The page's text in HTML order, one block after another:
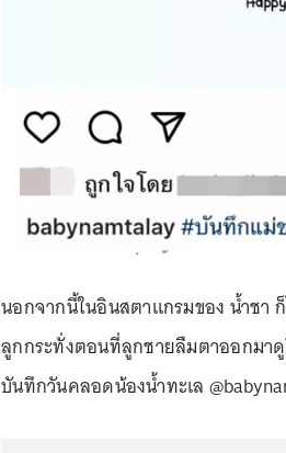
นอกจากนี้ในอินสตาแกรมของ น้ำช
ลูกกระทั่งตอนที่ลูกชายลืมตาออกมา
บันทึกวันคลอดน้องน้ำทะเล